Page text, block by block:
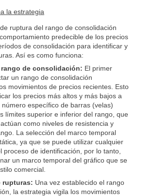
la estrategia
ruptura del rango de consolidación
predecible de los precios
de consolidación para identificar y
Así es como funciona:
de consolidación: El primer
un rango de consolidación
movimientos de precios recientes. Esto
los precios más altos y más bajos a
número específico de barras (velas)
límites superior e inferior del rango, que
como niveles de resistencia y
La selección del marco temporal
ya que se puede utilizar cualquier
proceso de identificación, por lo tanto,
un marco temporal del gráfico que se
comercial.
rupturas: Una vez establecido el rango
la estrategia vigila los movimientos